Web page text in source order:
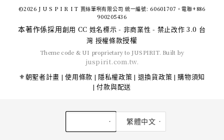
©2026 J U S P I R I T 賈絲筆咧有限公司 統一編號: 60601707。電聯+886
900205436
本著作係採用創用 CC 姓名標示 - 非商業性 - 禁止改作 3.0 台
灣 授權條款授權
Theme code & UI proprietary to JUSPIRIT. Built by
juspirit.com.tw.
⚜️朝聖者計畫 |使用條款 | 隱私權政策 | 退換貨政策 | 購物須知
|付款與配送